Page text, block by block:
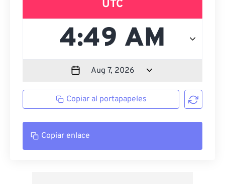
UTC
Copiar al portapapeles
Copiar enlace